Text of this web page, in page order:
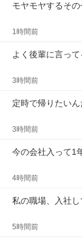
モヤモヤするそ
1時間前
よく後輩に言っ
3時間前
定時で帰りたい
3時間前
今の会社入って1
4時間前
私の職場、入社
5時間前